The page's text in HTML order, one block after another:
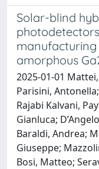
Solar-blind
amorphous
2025-01-01
Parisini,
Rajabi Kalvani,
Gianluca;
Baraldi, Andrea;
Giuseppe;
Bosi, Matteo;